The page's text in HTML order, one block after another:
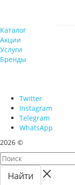
Каталог
Акции
Услуги
Бренды
Twitter
Instagram
Telegram
WhatsApp
2026 ©
Найти